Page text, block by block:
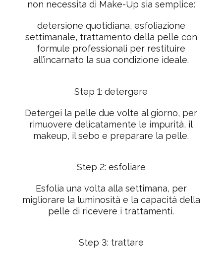
non necessita di Make-Up sia semplice:
detersione quotidiana, esfoliazione
settimanale, trattamento della pelle con
formule professionali per restituire
all’incarnato la sua condizione ideale.
Step 1: detergere
Detergei la pelle due volte al giorno, per
rimuovere delicatamente le impurità, il
makeup, il sebo e preparare la pelle.
Step 2: esfoliare
Esfolia una volta alla settimana, per
migliorare la luminosità e la capacità della
pelle di ricevere i trattamenti.
Step 3: trattare